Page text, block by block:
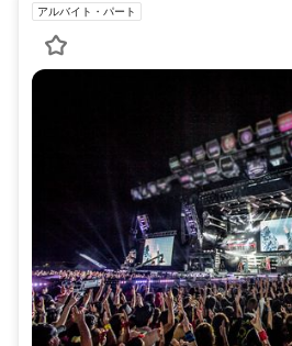
アルバイト・パート